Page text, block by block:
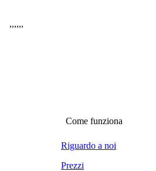
,,,,,,
Come funziona
Riguardo a noi
Prezzi